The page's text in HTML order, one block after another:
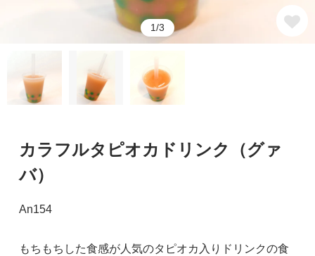
1/3
カラフルタピオカドリンク（グァ
バ）
An154
もちもちした食感が人気のタピオカ入りドリンクの食